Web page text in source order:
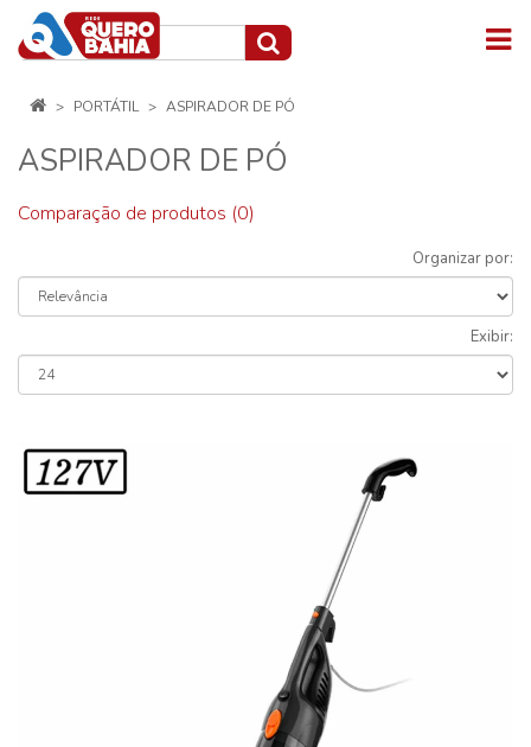
PORTÁTIL ASPIRADOR DE PÓ
ASPIRADOR DE PÓ
Comparação de produtos (0)
Organizar por:
Exibir: